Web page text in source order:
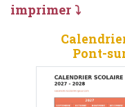
imprimer ⤵
Pont-